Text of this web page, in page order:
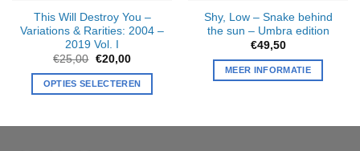
This Will Destroy You –
Variations & Rarities: 2004 –
2019 Vol. I
€25,00 Oorspronkelijke
was:
€25,00.
€20,00Huidige
is:
€20,00.
OPTIES SELECTEREN
Shy, Low – Snake behind
the sun – Umbra edition
€49,50
MEER INFORMATIE